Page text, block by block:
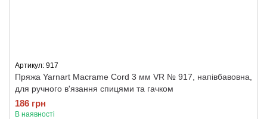
Артикул: 917
Пряжа Yarnart Macrame Cord 3 мм VR № 917, напівбавовна,
для ручного в'язання спицями та гачком
186 грн
В наявності